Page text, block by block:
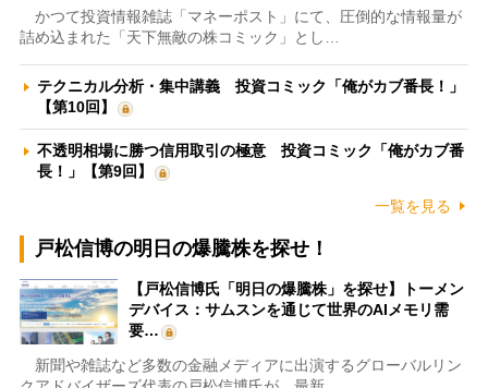
かつて投資情報雑誌「マネーポスト」にて、圧倒的な情報量が
詰め込まれた「天下無敵の株コミック」とし…
テクニカル分析・集中講義 投資コミック「俺がカブ番長！」
【第10回】
不透明相場に勝つ信用取引の極意 投資コミック「俺がカブ番
長！」【第9回】
一覧を見る
戸松信博の明日の爆騰株を探せ！
【戸松信博氏「明日の爆騰株」を探せ】トーメン
デバイス：サムスンを通じて世界のAIメモリ需
要…
新聞や雑誌など多数の金融メディアに出演するグローバルリン